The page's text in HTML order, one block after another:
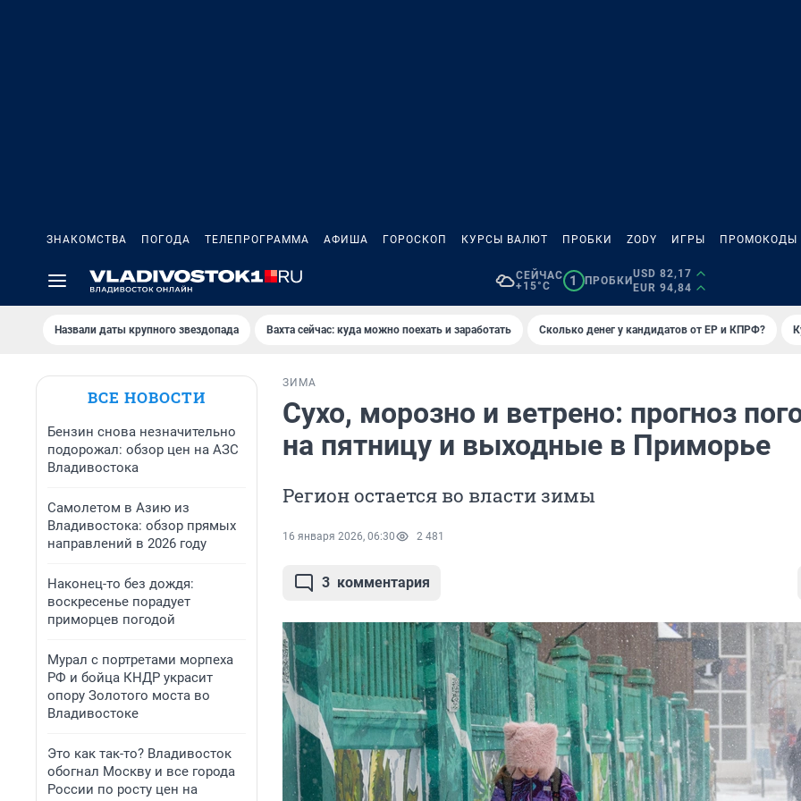
ЗНАКОМСТВА ПОГОДА ТЕЛЕПРОГРАММА АФИША ГОРОСКОП КУРСЫ ВАЛЮТ ПРОБКИ ZODY ИГРЫ ПРОМОКОДЫ
СЕЙЧАС
+15°C
1 ПРОБКИ
USD 82,17
EUR 94,84
Назвали даты крупного звездопада Вахта сейчас: куда можно поехать и заработать Сколько денег у кандидатов от ЕР и КПРФ?
ВСЕ НОВОСТИ
Бензин снова незначительно
подорожал: обзор цен на АЗС
Владивостока
Самолетом в Азию из
Владивостока: обзор прямых
направлений в 2026 году
Наконец-то без дождя:
воскресенье порадует
приморцев погодой
Мурал с портретами морпеха
РФ и бойца КНДР украсит
опору Золотого моста во
Владивостоке
Это как так-то? Владивосток
обогнал Москву и все города
России по росту цен на
ЗИМА
Сухо, морозно и ветрено: прогноз
на пятницу и выходные в Приморье
Регион остается во власти зимы
16 января 2026, 06:30 2 481
3 комментария